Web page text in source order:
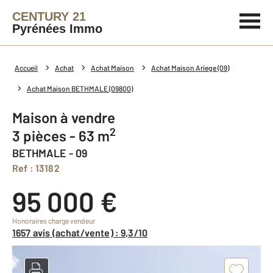
CENTURY 21
Pyrénées Immo
Accueil Achat Achat Maison Achat Maison Ariege (09)
Achat Maison BETHMALE (09800)
Maison à vendre
3 pièces - 63 m2
BETHMALE - 09
Ref : 13182
95 000 €
Honoraires charge vendeur
1657 avis (achat/vente) : 9,3/10